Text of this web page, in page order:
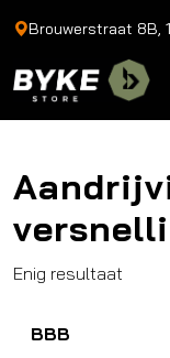
Brouwerstraat 8B,
Enig resultaat
BBB